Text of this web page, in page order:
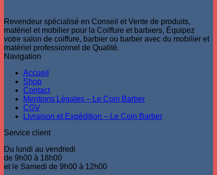
Revendeur spécialisé en Conseil et Vente de produits,
matériel et mobilier pour la Coiffure et barbiers, Équipez
votre salon de coiffure, barbier ou barber avec du mobilier et
matériel professionnel de Qualité.
Navigation
Accueil
Shop
Contact
Mentions Légales – Le Coin Barber
CGV
Livraison et Expédition – Le Coin Barber
Service client
Du lundi au vendredi
de 9h00 à 18h00
et le Samedi de 9h00 à 12h00